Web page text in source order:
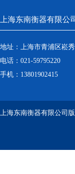
上海东南衡器有限公
地址：上海市青浦区崧
电话：021-
手机：13801902415
上海东南衡器有限公